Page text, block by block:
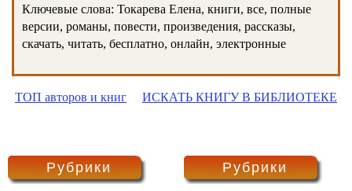
Ключевые слова: Токарева Елена, книги, все, полные
версии, романы, повести, произведения, рассказы,
скачать, читать, бесплатно, онлайн, электронные
ТОП авторов и книг ИСКАТЬ КНИГУ В БИБЛИОТЕКЕ
Рубрики Рубрики